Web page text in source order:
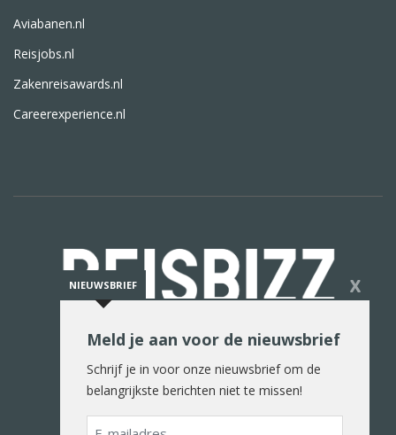
Aviabanen.nl
Reisjobs.nl
Zakenreisawards.nl
Careerexperience.nl
De reiswereld in woord en beeld
NIEUWSBRIEF X
Meld je aan voor de nieuwsbrief
Schrijf je in voor onze nieuwsbrief om de
belangrijkste berichten niet te missen!
E-